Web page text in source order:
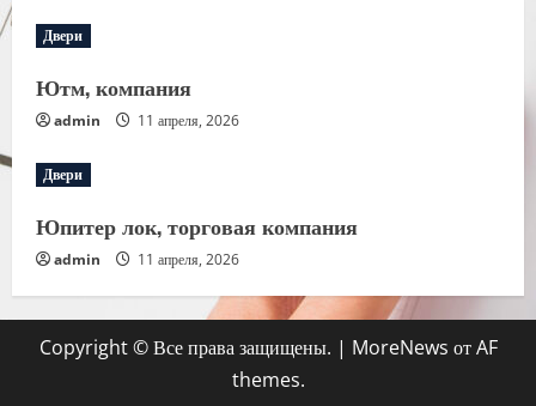
Двери
Ютм, компания
admin 11 апреля, 2026
Двери
Юпитер лок, торговая компания
admin 11 апреля, 2026
Copyright © Все права защищены. | MoreNews от AF
themes.